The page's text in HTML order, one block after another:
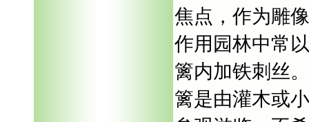
焦点，作为雕
作用园林中常
篱内加铁刺丝
篱是由灌木或